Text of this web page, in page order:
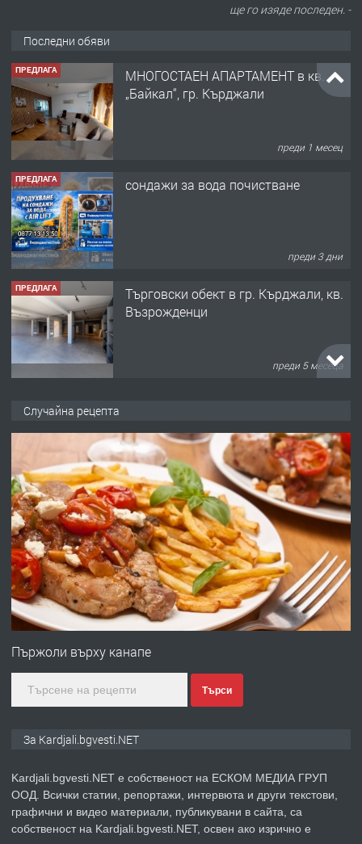
ще го изяде последен. -
Последни обяви
ПРЕДЛАГА
МНОГОСТАЕН АПАРТАМЕНТ в кв.
„Байкал“, гр. Кърджали
преди 1 месец
ПРЕДЛАГА сондажи за вода почистване
преди 3 дни
ПРЕДЛАГА
Tърговски обект в гр. Кърджали, кв.
Възрожденци
преди 5 месеца
преди 6 месеца
ПРЕДЛАГА
Заведение /ресторант, бистро/ в с.
Чакаларово, община Кирково
преди 7 месеца
ПРЕДЛАГА
Гараж под наем в супер център
на язовир Студен кладенец 331м2 |
преди 1 година
ПРЕДЛАГА Курс
Случайна рецепта
Пържоли върху канапе
Търси
За Kardjali.bgvesti.NET
Kardjali.bgvesti.NET е собственост на ЕСКОМ МЕДИА ГРУП
ООД. Всички статии, репортажи, интервюта и други текстови,
графични и видео материали, публикувани в сайта, са
собственост на Kardjali.bgvesti.NET, освен ако изрично е